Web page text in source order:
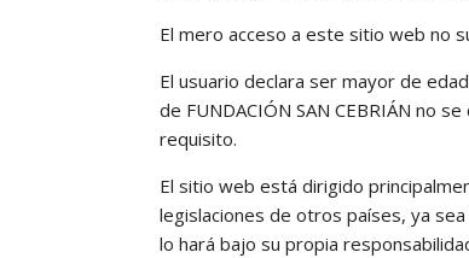
El mero acceso a este sitio web no
El usuario declara ser mayor de
de FUNDACIÓN SAN CEBRIÁN no
requisito.
El sitio web está dirigido
legislaciones de otros países, ya
lo hará bajo su propia